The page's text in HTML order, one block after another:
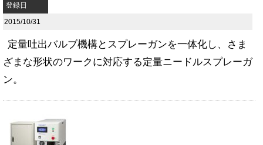
登録日
2015/10/31
定量吐出バルブ機構とスプレーガンを一体化し、さま
ざまな形状のワークに対応する定量ニードルスプレーガ
ン。